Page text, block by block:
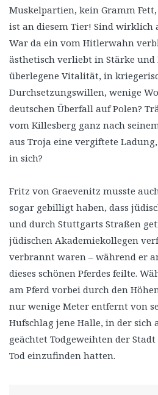
Muskelpartien, kein Gramm
ist an diesem Tier! Sind wirklich
War da ein vom Hitlerwahn
ästhetisch verliebt in Stärke und
überlegene Vitalität, in
Durchsetzungswillen, wenige
deutschen Überfall auf Polen?
vom Killesberg ganz nach
aus Troja eine vergiftete
in sich?
Fritz von Graevenitz musste
sogar gebilligt haben, dass
und durch Stuttgarts Straßen
jüdischen Akademiekollegen
verbrannt waren – während er
dieses schönen Pferdes feilte.
am Pferd vorbei durch den
nur wenige Meter entfernt von
Hufschlag jene Halle, in der sich
geächtet Todgeweihten der
Tod einzufinden hatten.